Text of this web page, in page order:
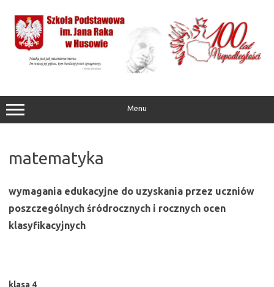
treści
Menu
matematyka
wymagania edukacyjne do uzyskania przez uczniów
poszczególnych śródrocznych i rocznych ocen
klasyfikacyjnych
klasa 4